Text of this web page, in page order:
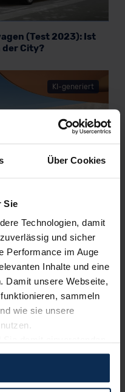
Über Cookies
Sie
Technologien, damit
und sicher
Performance im Auge
Inhalte und eine
Damit unsere Webseite,
sammeln
wie sie unsere
Service zu
weiterzugeben,
Falls Sie dem nicht
(Test 2023): Ist
der City?
KI-generiert
2022): Glückt das
2022): Ist der neue